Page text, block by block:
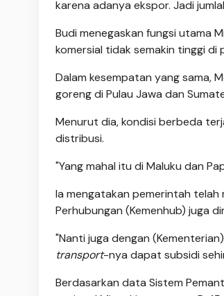
karena adanya ekspor. Jadi
Budi menegaskan fungsi utama
komersial tidak semakin tinggi di
Dalam kesempatan yang sama,
goreng di Pulau Jawa dan
Menurut dia, kondisi berbeda
distribusi.
"Yang mahal itu di Maluku dan
Ia mengatakan pemerintah telah
Perhubungan (Kemenhub) juga
"Nanti juga dengan
transport-nya dapat subsidi
Berdasarkan data Sistem